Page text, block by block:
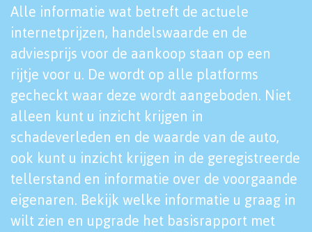
Alle informatie wat betreft de actuele
internetprijzen, handelswaarde en de
adviesprijs voor de aankoop staan op een
rijtje voor u. De wordt op alle platforms
gecheckt waar deze wordt aangeboden. Niet
alleen kunt u inzicht krijgen in
schadeverleden en de waarde van de auto,
ook kunt u inzicht krijgen in de geregistreerde
tellerstand en informatie over de voorgaande
eigenaren. Bekijk welke informatie u graag in
wilt zien en upgrade het basisrapport met